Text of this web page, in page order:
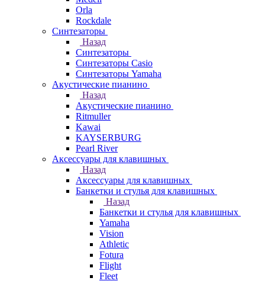
Orla
Rockdale
Синтезаторы
Назад
Синтезаторы
Синтезаторы Casio
Синтезаторы Yamaha
Акустические пианино
Назад
Акустические пианино
Ritmuller
Kawai
KAYSERBURG
Pearl River
Аксессуары для клавишных
Назад
Аксессуары для клавишных
Банкетки и стулья для клавишных
Назад
Банкетки и стулья для клавишных
Yamaha
Vision
Athletic
Fotura
Flight
Fleet